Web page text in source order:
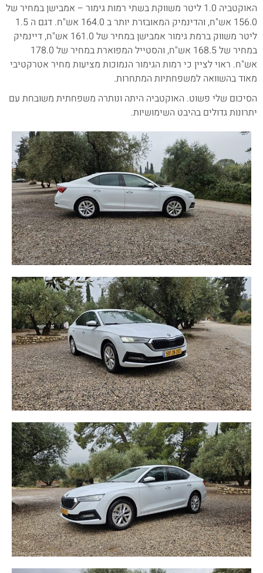
האוקטביה 1.0 ליטר משווקת בשתי רמות גימור – אמבישן במחיר של
156.0 אש"ח, והדינמיק המאובזרת יותר ב 164.0 אש"ח. דגם ה 1.5
ליטר משווק ברמת גימור אמבישן במחיר של 161.0 אש"ח, דיינמיק
במחיר של 168.5 אש"ח, והסטייל המפוארת במחיר של 178.0
אש"ח. ראוי לציין כי רמות הגימור הנמוכות מציעות מחיר אטרקטיבי
מאוד בהשוואה למשפחתיות המתחרות.
הסיכום שלי פשוט. האוקטביה היתה ונותרה משפחתית משובחת עם
יתרונות גדולים בהיבט השימושיות.